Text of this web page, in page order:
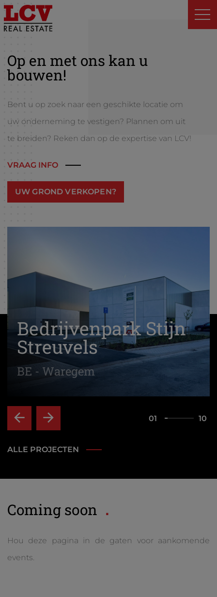
Op en met ons kan u
bouwen!
Bent u op zoek naar een geschikte locatie om
uw onderneming te vestigen? Plannen om uit
te breiden? Reken dan op de expertise van LCV!
VRAAG INFO
UW GROND VERKOPEN?
Bedrijvenpark Stijn
Streuvels
BE - Waregem
01 10
ALLE PROJECTEN
Coming soon
Hou deze pagina in de gaten voor aankomende
events.